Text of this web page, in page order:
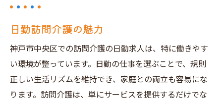
日勤訪問介護の魅力
神戸市中央区での訪問介護の日勤求人は、特に働きやす
い環境が整っています。日勤の仕事を選ぶことで、規則
正しい生活リズムを維持でき、家庭との両立も容易にな
ります。訪問介護は、単にサービスを提供するだけでな